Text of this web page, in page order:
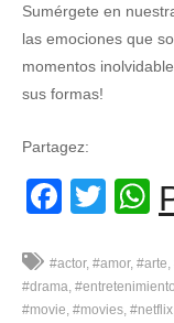
Sumérgete en
las emociones que
momentos
sus formas!
Partagez:
#actor #amor #arte
#drama #entretenimiento
#movie #movies #netflix